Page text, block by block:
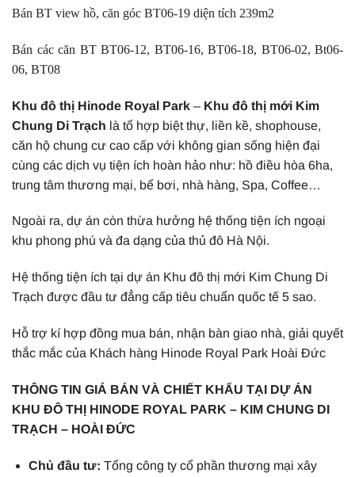
Bán BT view hồ, căn góc BT06-19 diện tích 239m2
Bán các căn BT BT06-12, BT06-16, BT06-18, BT06-02, Bt06-
06, BT08
Khu đô thị Hinode Royal Park – Khu đô thị mới Kim
Chung Di Trạch là tổ hợp biệt thự, liền kề, shophouse,
căn hộ chung cư cao cấp với không gian sống hiện đại
cùng các dịch vụ tiện ích hoàn hảo như: hồ điều hòa 6ha,
trung tâm thương mại, bể bơi, nhà hàng, Spa, Coffee…
Ngoài ra, dự án còn thừa hưởng hệ thống tiện ích ngoại
khu phong phú và đa dạng của thủ đô Hà Nội.
Hệ thống tiện ích tại dự án Khu đô thị mới Kim Chung Di
Trạch được đầu tư đẳng cấp tiêu chuẩn quốc tế 5 sao.
Hỗ trợ kí hợp đồng mua bán, nhận bàn giao nhà, giải quyết
thắc mắc của Khách hàng Hinode Royal Park Hoài Đức
THÔNG TIN GIÁ BÁN VÀ CHIẾT KHẤU TẠI DỰ ÁN
KHU ĐÔ THỊ HINODE ROYAL PARK – KIM CHUNG DI
TRẠCH – HOÀI ĐỨC
Chủ đầu tư: Tổng công ty cổ phần thương mại xây